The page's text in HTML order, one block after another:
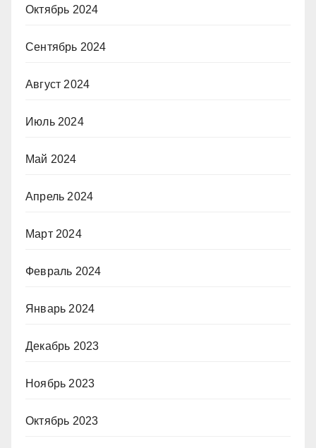
Октябрь 2024
Сентябрь 2024
Август 2024
Июль 2024
Май 2024
Апрель 2024
Март 2024
Февраль 2024
Январь 2024
Декабрь 2023
Ноябрь 2023
Октябрь 2023